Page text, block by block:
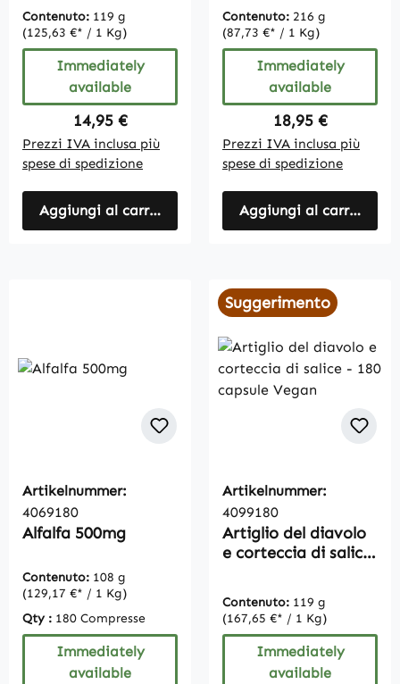
compresse alla
rinfusa per 1/2 anno,
vegan
Contenuto: 119 g
(125,63 €* / 1 Kg)
Immediately
available
Regular price:
14,95 €
Prezzi IVA inclusa più
spese di spedizione
Aggiungi al carrello
giornaliera 360
compresse
confezione sfusa per
120 giorni, sostanza
pura, vegan
Contenuto: 216 g
(87,73 €* / 1 Kg)
Immediately
available
Regular price:
18,95 €
Prezzi IVA inclusa più
spese di spedizione
Aggiungi al carrello
Artikelnummer:
4069180
Alfalfa 500mg
Contenuto: 108 g
(129,17 €* / 1 Kg)
Qty : 180 Compresse
Immediately
available
Suggerimento
Artikelnummer:
4099180
Artiglio del diavolo
e corteccia di salice
Contenuto: 119 g
(167,65 €* / 1 Kg)
Immediately
available